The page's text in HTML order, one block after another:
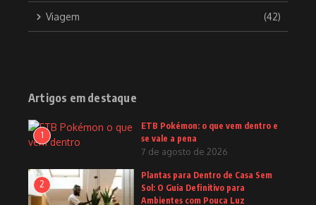
Viagem (42)
Artigos em destaque
1
ETB Pokémon: o que vem dentro e
se vale a pena
7 de agosto de 2026
2
Plantas para Dentro de Casa Sem
Sol: O Guia Definitivo para
Ambientes com Pouca Luz